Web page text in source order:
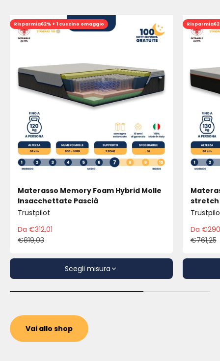
Risparmia62% + 1 cuscino omaggio
Materasso Memory Foam Hybrid Molle
Insacchettate Pascià
Trustpilot
Prezzo scontato
Da €312,01
Prezzo
€819,03
Scegli misura
Risparmia
stretch
Da
€761,25
Vai allo shop